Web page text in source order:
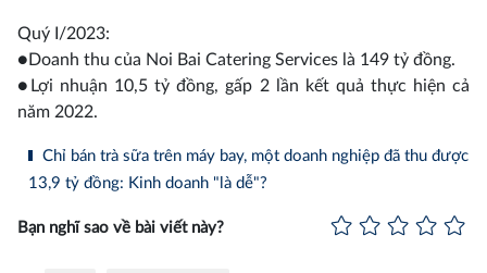
Quý I/2023:
●Doanh thu của Noi Bai Catering Services là 149 tỷ đồng.
●Lợi nhuận 10,5 tỷ đồng, gấp 2 lần kết quả thực hiện cả
năm 2022.
Chỉ bán trà sữa trên máy bay, một doanh nghiệp đã thu được
13,9 tỷ đồng: Kinh doanh "là dễ"?
Bạn nghĩ sao về bài viết này?